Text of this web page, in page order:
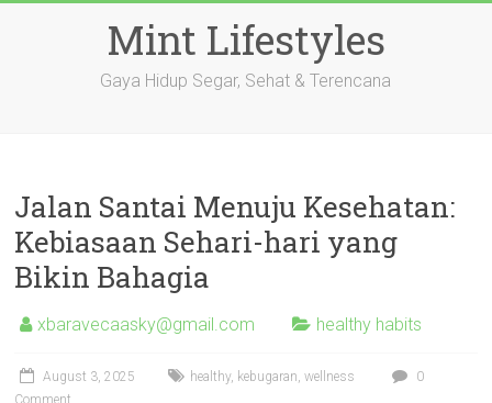
Mint Lifestyles
Gaya Hidup Segar, Sehat & Terencana
Jalan Santai Menuju Kesehatan:
Kebiasaan Sehari-hari yang
Bikin Bahagia
xbaravecaasky@gmail.com healthy habits
August 3, 2025 healthy, kebugaran,wellness
0
Comment